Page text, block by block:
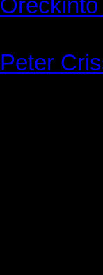
Peter